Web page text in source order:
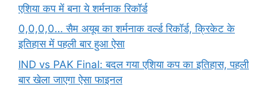
एशिया कप में बना ये शर्मनाक रिकॉर्ड
0,0,0,0… सैम अयूब का शर्मनाक वर्ल्ड रिकॉर्ड, क्रिकेट के
इतिहास में पहली बार हुआ ऐसा
IND vs PAK Final: बदल गया एशिया कप का इतिहास, पहली
बार खेला जाएगा ऐसा फाइनल